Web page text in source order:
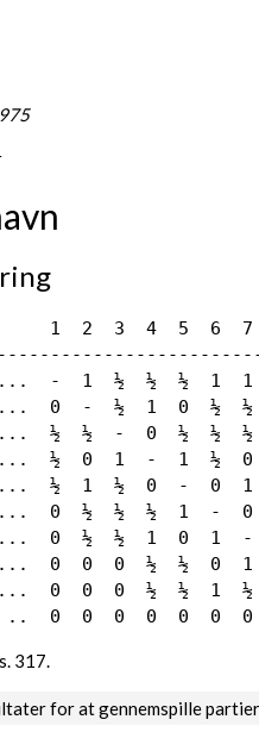
1  2  3  4  5  6
.....  -  1  ½  ½  ½  1
0  -  ½  1  0  ½
...  ½  ½  -  0  ½  ½
½  0  1  -  1  ½
....  ½  1  ½  0  -  0
0  ½  ½  ½  1  -
0  ½  ½  1  0  1  -
....  0  0  0  ½  ½  0
.....  0  0  0  ½  ½  1
..  0  0  0  0  0  0
317.
for at gennemspille partier